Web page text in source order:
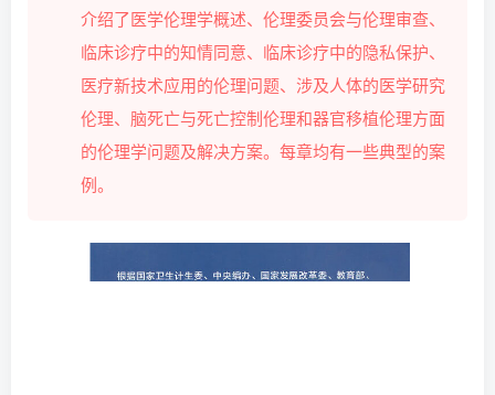
介绍了医学伦理学概述、伦理委员会与伦理审查、
临床诊疗中的知情同意、临床诊疗中的隐私保护、
医疗新技术应用的伦理问题、涉及人体的医学研究
伦理、脑死亡与死亡控制伦理和器官移植伦理方面
的伦理学问题及解决方案。每章均有一些典型的案
例。